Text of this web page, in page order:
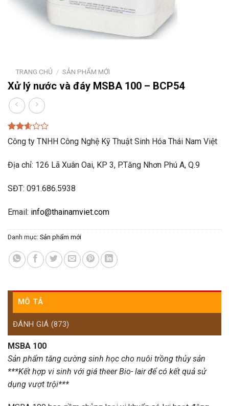
TRANG CHỦ / SẢN PHẨM MỚI
Xử lý nước và đáy MSBA 100 – BCP54
2.61
trên 5
trên
856
đánh
Công ty TNHH Công Nghệ Kỹ Thuật Sinh Hóa Thái Nam Việt
Địa chỉ: 126 Lã Xuân Oai, KP 3, P.Tăng Nhơn Phú A, Q.9
SĐT: 091.686.5938
Email: info@thainamviet.com
Danh mục: Sản phẩm mới
MÔ TẢ
ĐÁNH GIÁ (873)
MSBA 100
Sản phẩm tăng cường sinh học cho nuôi trồng thủy sản
***Kết hợp vi sinh với giá theer Bio- lair để có kết quả sử
dụng vượt trội***